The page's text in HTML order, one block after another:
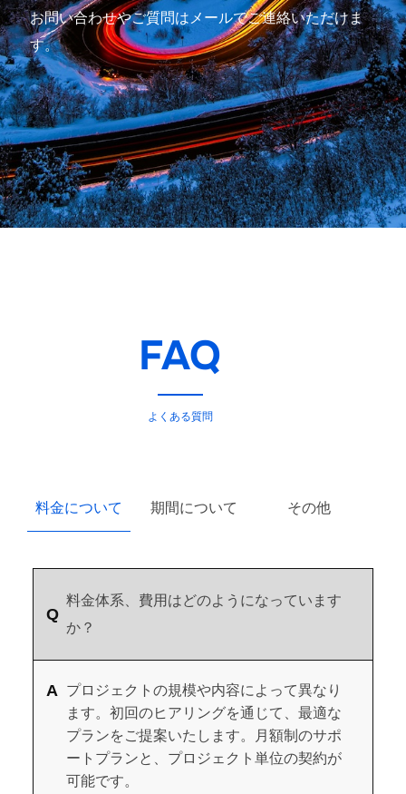
お問い合わせやご質問はメールでご連絡いただけま
す。
FAQ
よくある質問
料金について 期間について その他
料金体系、費用はどのようになっています
か？
プロジェクトの規模や内容によって異なり
ます。初回のヒアリングを通じて、最適な
プランをご提案いたします。月額制のサポ
ートプランと、プロジェクト単位の契約が
可能です。